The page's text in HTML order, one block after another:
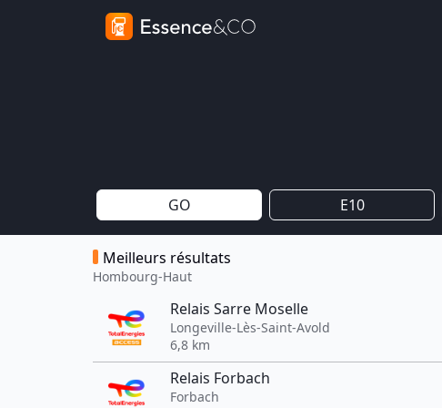
GO E10
Meilleurs résultats
Hombourg-Haut
Relais Sarre Moselle
Longeville-Lès-Saint-Avold
6,8 km
Relais Forbach
Forbach